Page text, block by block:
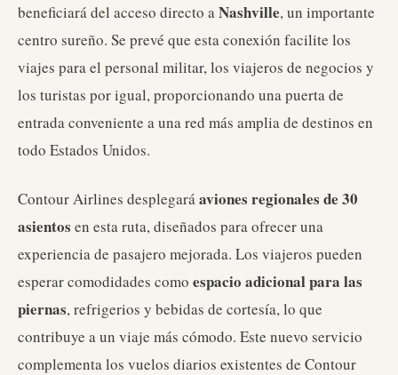
beneficiará del acceso directo aNashville, un importante
centro sureño. Se prevé que esta conexión facilite los
viajes para el personal militar, los viajeros de negocios y
los turistas por igual, proporcionando una puerta de
entrada conveniente a una red más amplia de destinos en
todo Estados Unidos.
Contour Airlines desplegaráaviones regionales de 30
asientos en esta ruta, diseñados para ofrecer una
experiencia de pasajero mejorada. Los viajeros pueden
esperar comodidades como espacio adicional para las
piernas, refrigerios y bebidas de cortesía, lo que
contribuye a un viaje más cómodo. Este nuevo servicio
complementa los vuelos diarios existentes de Contour